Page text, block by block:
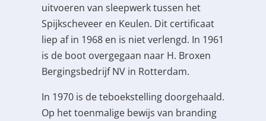
uitvoeren van sleepwerk tussen het
Spijkscheveer en Keulen. Dit certificaat
liep af in 1968 en is niet verlengd. In 1961
is de boot overgegaan naar H. Broxen
Bergingsbedrijf NV in Rotterdam.
In 1970 is de teboekstelling doorgehaald.
Op het toenmalige bewijs van branding